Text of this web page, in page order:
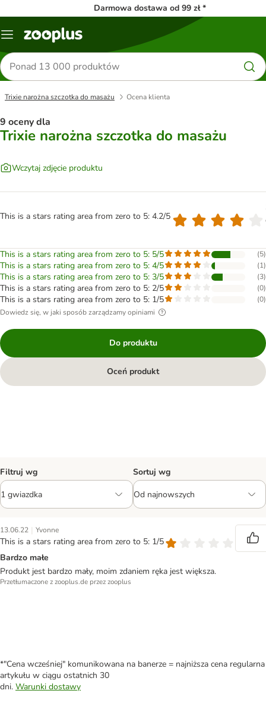
Darmowa dostawa od 99 zł *
Menu
Szukaj
produktów
Trixie narożna szczotka do masażu Ocena klienta
9 oceny dla
Trixie narożna szczotka do masażu
Wczytaj zdjęcie produktu
This is a stars rating area from zero to 5: 4.2/5
This is a stars rating area from zero to 5: 5/5 (5)
This is a stars rating area from zero to 5: 4/5 (1)
This is a stars rating area from zero to 5: 3/5 (3)
This is a stars rating area from zero to 5: 2/5 (0)
This is a stars rating area from zero to 5: 1/5 (0)
Dowiedz się, w jaki sposób zarządzamy opiniami
Do produktu
Oceń produkt
Filtruj wg Sortuj wg
13.06.22 | Yvonne
This is a stars rating area from zero to 5: 1/5
Bardzo małe
Produkt jest bardzo mały, moim zdaniem ręka jest większa.
Przetłumaczone z zooplus.de przez zooplus
*"Cena wcześniej" komunikowana na banerze = najniższa cena regularna
artykułu w ciągu ostatnich 30
dni. Warunki dostawy